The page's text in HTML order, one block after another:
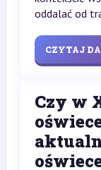
oddalać od
CZYTAJ
Czy w